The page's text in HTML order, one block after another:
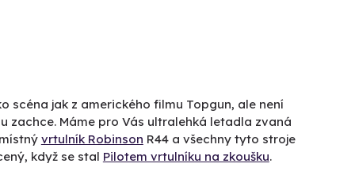
jak z amerického filmu Topgun, ale není
zachce. Máme pro Vás ultralehká letadla zvaná
vrtulník Robinson R44 a všechny tyto stroje
když se stal Pilotem vrtulníku na zkoušku.